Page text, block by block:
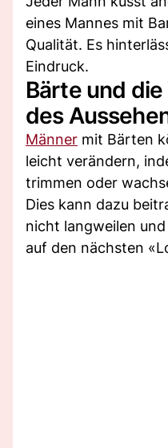
eines Mannes mit
Qualität. Es
Eindruck.
Bärte und
des
Männer mit Bärten
leicht verändern,
trimmen oder
Dies kann dazu
nicht langweilen
auf den nächsten